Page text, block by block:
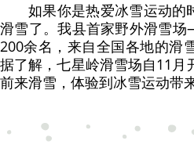
如果你是热爱冰雪运动的
滑雪了。我县首家野外滑雪
200余名，来自全国各地的滑
据了解，七星岭滑雪场自11
前来滑雪，体验到冰雪运动带